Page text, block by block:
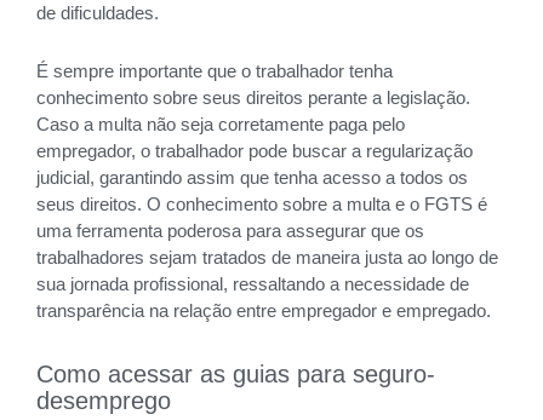
de dificuldades.
É sempre importante que o trabalhador tenha
conhecimento sobre seus direitos perante a legislação.
Caso a multa não seja corretamente paga pelo
empregador, o trabalhador pode buscar a regularização
judicial, garantindo assim que tenha acesso a todos os
seus direitos. O conhecimento sobre a multa e o FGTS é
uma ferramenta poderosa para assegurar que os
trabalhadores sejam tratados de maneira justa ao longo de
sua jornada profissional, ressaltando a necessidade de
transparência na relação entre empregador e empregado.
Como acessar as guias para seguro-
desemprego